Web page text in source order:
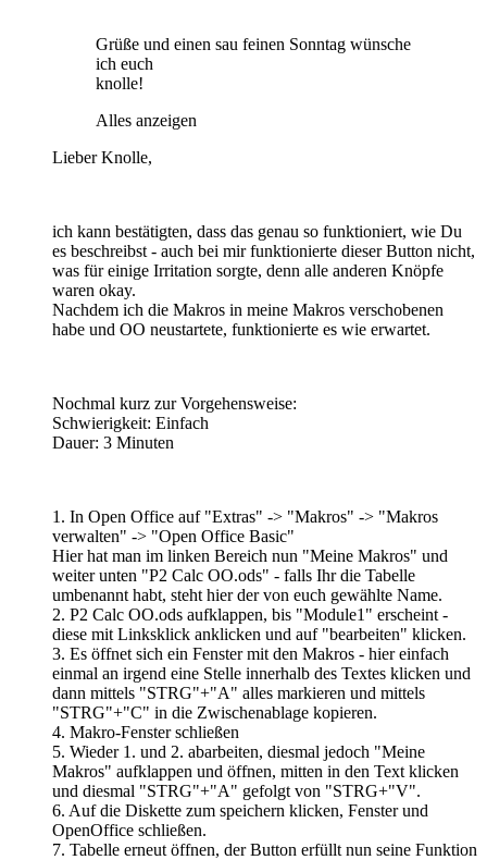
Grüße und einen sau feinen Sonntag wünsche
ich euch
knolle!
Alles anzeigen
Lieber Knolle,
ich kann bestätigten, dass das genau so funktioniert, wie Du
es beschreibst - auch bei mir funktionierte dieser Button nicht,
was für einige Irritation sorgte, denn alle anderen Knöpfe
waren okay.
Nachdem ich die Makros in meine Makros verschobenen
habe und OO neustartete, funktionierte es wie erwartet.
Nochmal kurz zur Vorgehensweise:
Schwierigkeit: Einfach
Dauer: 3 Minuten
1. In Open Office auf "Extras" -> "Makros" -> "Makros
verwalten" -> "Open Office Basic"
Hier hat man im linken Bereich nun "Meine Makros" und
weiter unten "P2 Calc OO.ods" - falls Ihr die Tabelle
umbenannt habt, steht hier der von euch gewählte Name.
2. P2 Calc OO.ods aufklappen, bis "Module1" erscheint -
diese mit Linksklick anklicken und auf "bearbeiten" klicken.
3. Es öffnet sich ein Fenster mit den Makros - hier einfach
einmal an irgend eine Stelle innerhalb des Textes klicken und
dann mittels "STRG"+"A" alles markieren und mittels
"STRG"+"C" in die Zwischenablage kopieren.
4. Makro-Fenster schließen
5. Wieder 1. und 2. abarbeiten, diesmal jedoch "Meine
Makros" aufklappen und öffnen, mitten in den Text klicken
und diesmal "STRG"+"A" gefolgt von "STRG+"V".
6. Auf die Diskette zum speichern klicken, Fenster und
OpenOffice schließen.
7. Tabelle erneut öffnen, der Button erfüllt nun seine Funktion